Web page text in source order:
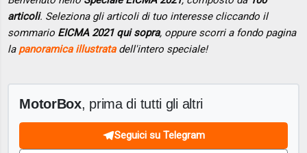
articoli. Seleziona gli articoli di tuo interesse cliccando il
sommario EICMA 2021 qui sopra, oppure scorri a fondo pagina
la panoramica illustratadell'intero speciale!
MotorBox, prima di tutti gli altri
Seguici su Telegram